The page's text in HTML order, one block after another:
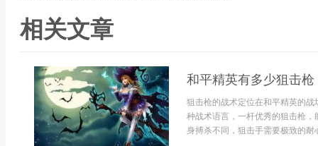
相关文章
和平精英有多少狙击
狙击枪的战术定位在和平精英的
种战术语言，一杆优秀的狙击枪
身搏杀不同，狙击手需要极致的